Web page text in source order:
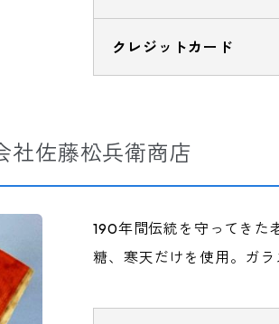
クレジットカード
社佐藤松兵衛商店
190年間伝統を守ってきた
糖、寒天だけを使用。ガ